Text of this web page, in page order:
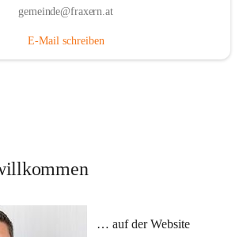
gemeinde@fraxern.at
E-Mail schreiben
… auf der Website